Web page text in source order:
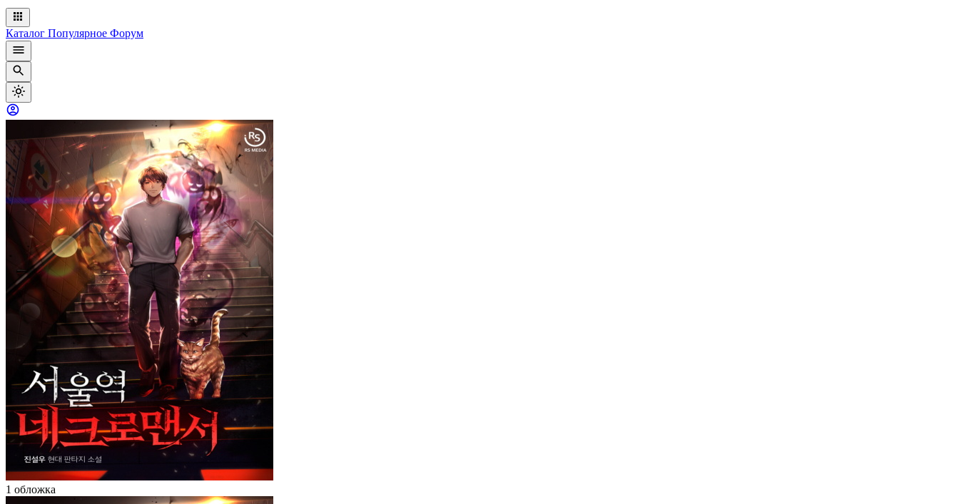
Каталог Популярное Форум
1 обложка